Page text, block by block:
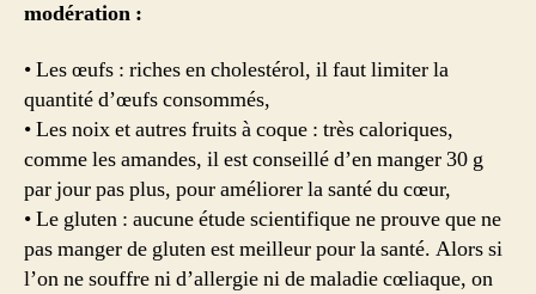
modération :
• Les œufs : riches en cholestérol, il faut limiter la
quantité d’œufs consommés,
• Les noix et autres fruits à coque : très caloriques,
comme les amandes, il est conseillé d’en manger 30 g
par jour pas plus, pour améliorer la santé du cœur,
• Le gluten : aucune étude scientifique ne prouve que ne
pas manger de gluten est meilleur pour la santé. Alors si
l’on ne souffre ni d’allergie ni de maladie cœliaque, on